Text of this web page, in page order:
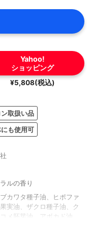
Yahoo!
ショッピング
¥5,808(税込)
取扱い品
も使用可
ルの香り
カワタ種子油、ヒポファ
実油、ザクロ種子油、ク
メ胚芽油、アボカド油、
ルマローザ油、オレンジ